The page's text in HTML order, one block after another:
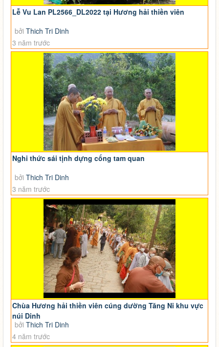
Lễ Vu Lan PL2566_DL2022 tại Hương hải thiền viên
bởi Thich Tri Dinh
3 năm trước
Nghi thức sái tịnh dựng cổng tam quan
bởi Thich Tri Dinh
3 năm trước
Chùa Hương hải thiền viên cúng dường Tăng Ni khu vực
núi Dinh
bởi Thich Tri Dinh
4 năm trước